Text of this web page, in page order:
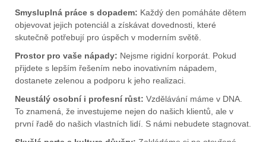
Smysluplná práce s dopadem: Každý den pomáháte dětem
objevovat jejich potenciál a získávat dovednosti, které
skutečně potřebují pro úspěch v moderním světě.
Prostor pro vaše nápady: Nejsme rigidní korporát. Pokud
přijdete s lepším řešením nebo inovativním nápadem,
dostanete zelenou a podporu k jeho realizaci.
Neustálý osobní i profesní růst: Vzdělávání máme v DNA.
To znamená, že investujeme nejen do našich klientů, ale v
první řadě do našich vlastních lidí. S námi nebudete stagnovat.